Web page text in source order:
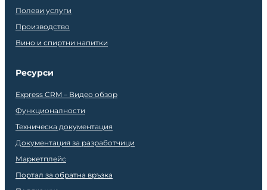
Полеви услуги
Производство
Вино и спиртни напитки
Ресурси
Express CRM – Видео обзор
Функционалности
Техническа документация
Документация за разработчици
Маркетплейс
Портал за обратна връзка